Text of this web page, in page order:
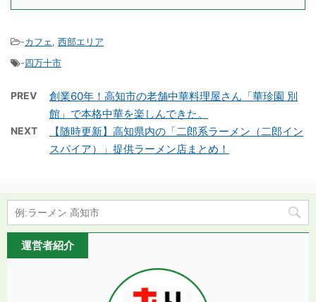
-カフェ, 西部エリア
-四万十市
PREV
創業60年！高知市の老舗中華料理屋さん「華珍園 別
館」で本格中華を楽しんできた。
NEXT
【随時更新】高知県内の「二郎系ラーメン（二郎イン
スパイア）」提供ラーメン店まとめ！
運営者紹介